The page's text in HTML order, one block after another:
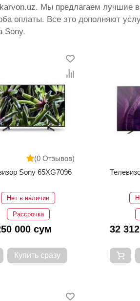
Мы предлагаем лучшие
оплаты. Все это дополняют
Sony.
(0 Отзывов)
Sony 65XG7096
Нет в наличии
Рассрочка
000 сум
Купить сразу
32